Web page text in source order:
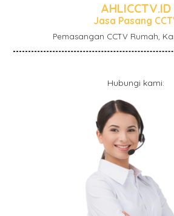
AHLICCTV.ID
Jasa Pasang
Pemasangan CCTV Rumah,
Hubungi kami: